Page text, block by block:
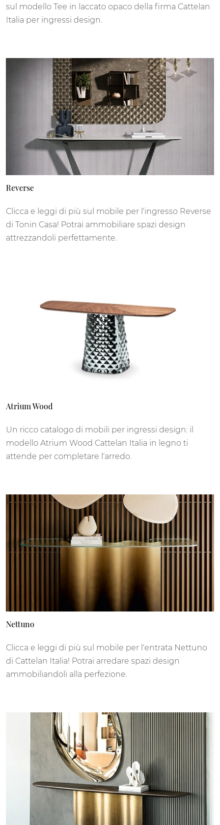
sul modello Tee in laccato opaco della firma Cattelan
Italia per ingressi design.
Reverse
Clicca e leggi di più sul mobile per l'ingresso Reverse
di Tonin Casa! Potrai ammobiliare spazi design
attrezzandoli perfettamente.
Atrium Wood
Un ricco catalogo di mobili per ingressi design: il
modello Atrium Wood Cattelan Italia in legno ti
attende per completare l'arredo.
Nettuno
Clicca e leggi di più sul mobile per l'entrata Nettuno
di Cattelan Italia! Potrai arredare spazi design
ammobiliandoli alla perfezione.